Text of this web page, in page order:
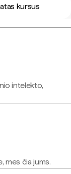
kursus
intelekto,
mes čia jums.